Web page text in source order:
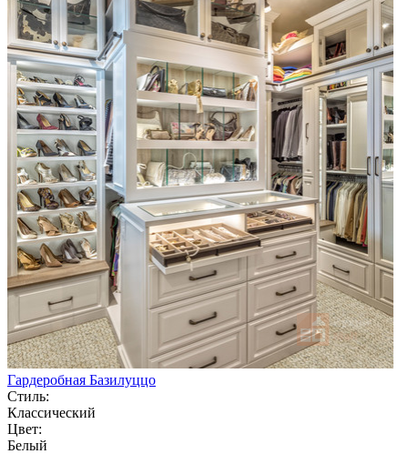
Гардеробная Базилуццо
Стиль:
Классический
Цвет:
Белый